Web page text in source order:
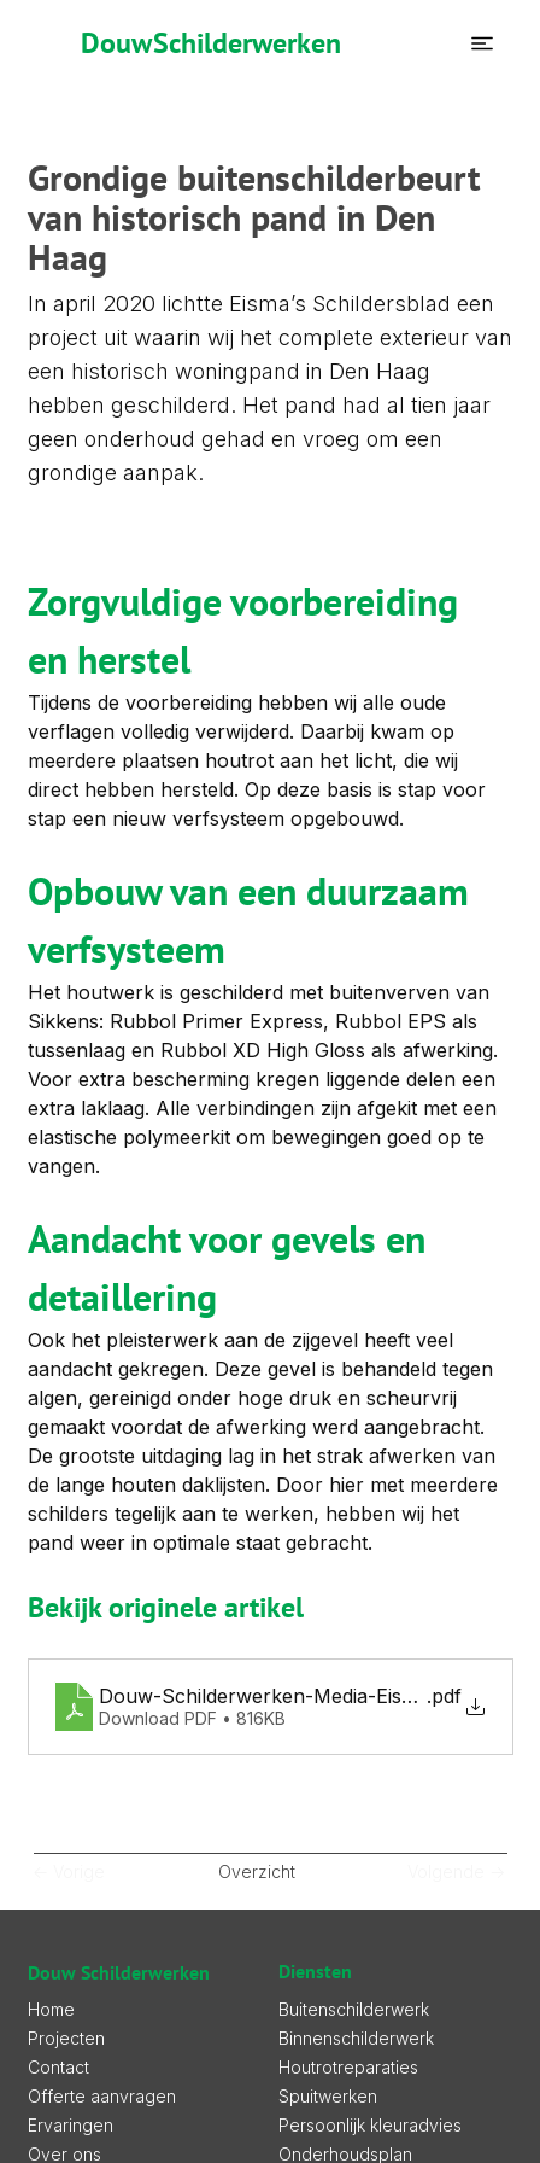
DouwSchilderwerken
Grondige buitenschilderbeurt
van historisch pand in Den
Haag
In april 2020 lichtte Eisma’s Schildersblad een
project uit waarin wij het complete exterieur van
een historisch woningpand in Den Haag
hebben geschilderd. Het pand had al tien jaar
geen onderhoud gehad en vroeg om een
grondige aanpak.
Zorgvuldige voorbereiding
en herstel
Tijdens de voorbereiding hebben wij alle oude
verflagen volledig verwijderd. Daarbij kwam op
meerdere plaatsen houtrot aan het licht, die wij
direct hebben hersteld. Op deze basis is stap voor
stap een nieuw verfsysteem opgebouwd.
Opbouw van een duurzaam
verfsysteem
Het houtwerk is geschilderd met buitenverven van
Sikkens: Rubbol Primer Express, Rubbol EPS als
tussenlaag en Rubbol XD High Gloss als afwerking.
Voor extra bescherming kregen liggende delen een
extra laklaag. Alle verbindingen zijn afgekit met een
elastische polymeerkit om bewegingen goed op te
vangen.
Aandacht voor gevels en
detaillering
Ook het pleisterwerk aan de zijgevel heeft veel
aandacht gekregen. Deze gevel is behandeld tegen
algen, gereinigd onder hoge druk en scheurvrij
gemaakt voordat de afwerking werd aangebracht.
De grootste uitdaging lag in het strak afwerken van
de lange houten daklijsten. Door hier met meerdere
schilders tegelijk aan te werken, hebben wij het
pand weer in optimale staat gebracht.
Bekijk originele artikel
Douw-Schilderwerken-Media-Eismas-
.pdf
Download PDF • 816KB
Overzicht
Douw Schilderwerken
Home
Projecten
Contact
Offerte aanvragen
Ervaringen
Over ons
Diensten
Buitenschilderwerk
Binnenschilderwerk
Houtrotreparaties
Spuitwerken
Persoonlijk kleuradvies
Onderhoudsplan